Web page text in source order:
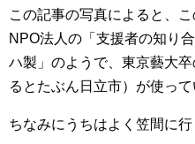
この記事の写真によると、
NPO法人の「支援者の知り
ハ製」のようで、東京藝大
るとたぶん日立市）が使って
ちなみにうちはよく笠間に行